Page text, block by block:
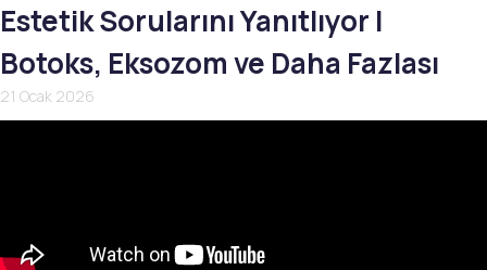
Estetik Sorularını Yanıtlıyor |
Botoks, Eksozom ve Daha Fazlası
21 Ocak 2026